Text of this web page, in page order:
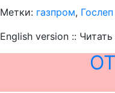
Метки: газпром,
English version ::